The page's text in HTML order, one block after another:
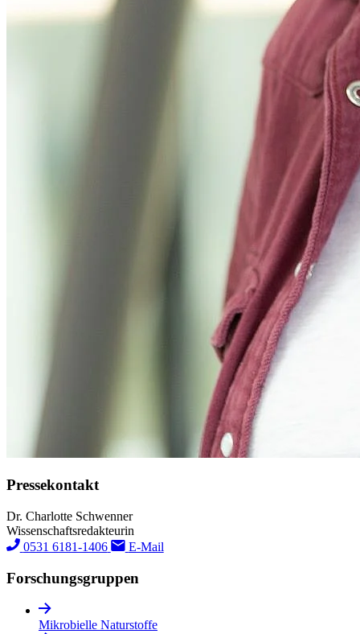
Pressekontakt
Dr. Charlotte Schwenner
Wissenschaftsredakteurin
0531 6181-1406
E-Mail
Forschungs­gruppen
Mikrobielle Naturstoffe